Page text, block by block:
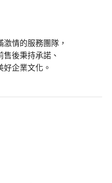
情的服務團隊，
售後秉持承諾、
企業文化。